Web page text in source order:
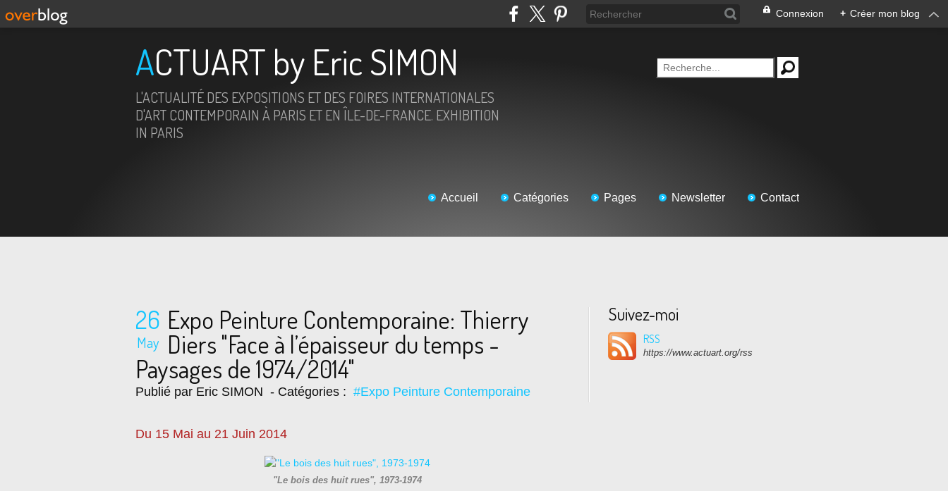
Connexion + Créer mon blog
ACTUART by Eric SIMON
L'ACTUALITÉ DES EXPOSITIONS ET DES FOIRES INTERNATIONALES
D'ART CONTEMPORAIN À PARIS ET EN ÎLE-DE-FRANCE. EXHIBITION
IN PARIS
Accueil Catégories Pages Newsletter Contact
26
May
Expo Peinture Contemporaine: Thierry
Diers "Face à l’épaisseur du temps -
Paysages de 1974/2014"
Publié par Eric SIMON - Catégories : #Expo Peinture Contemporaine
Du 15 Mai au 21 Juin 2014
"Le bois des huit rues", 1973-1974
Suivez-moi
RSS
https://www.actuart.org/rss